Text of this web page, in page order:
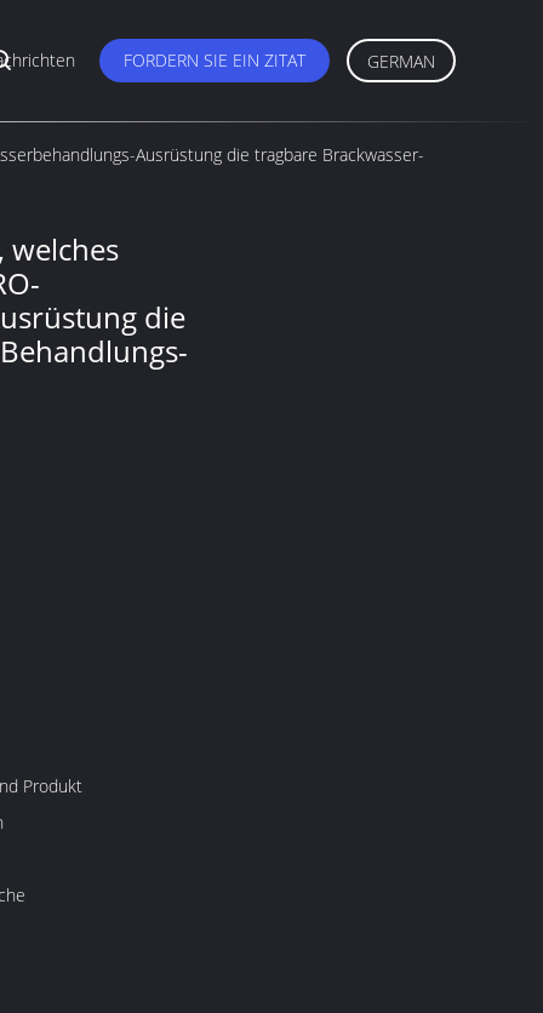
FORDERN SIE EIN ZITAT GERMAN
Ausrüstung die tragbare Brackwasser-
welches
die
Produkt